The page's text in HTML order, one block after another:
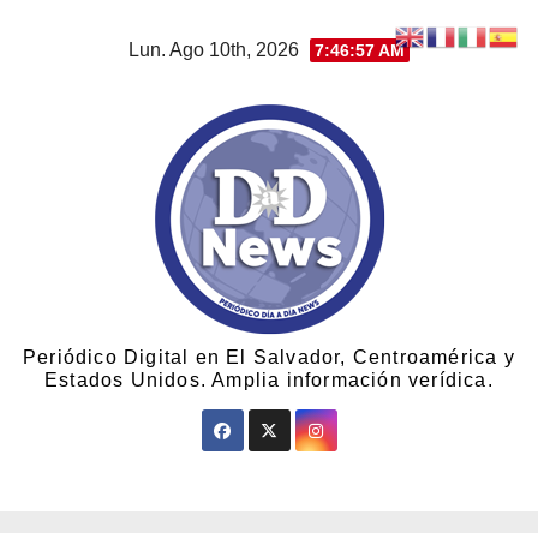
Lun. Ago 10th, 2026 7:46:58 AM
Periódico Digital en El Salvador, Centroamérica y
Estados Unidos. Amplia información verídica.